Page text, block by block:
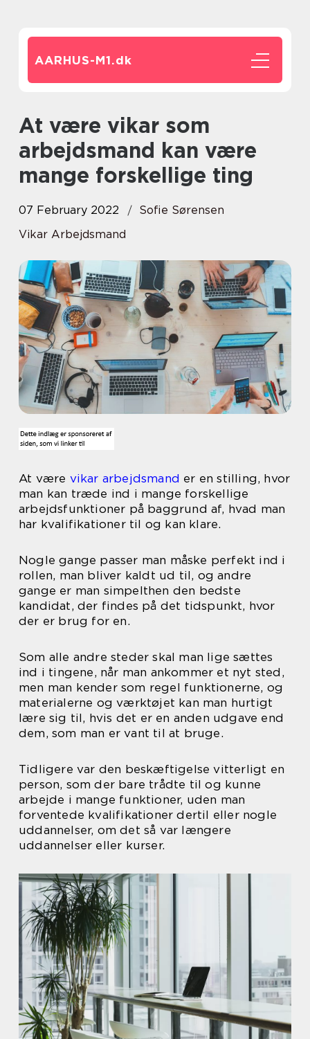
AARHUS-M1.dk
At være vikar som
arbejdsmand kan være
mange forskellige ting
07 February 2022
Sofie Sørensen
Vikar Arbejdsmand
At være vikar arbejdsmand er en stilling, hvor
man kan træde ind i mange forskellige
arbejdsfunktioner på baggrund af, hvad man
har kvalifikationer til og kan klare.
Nogle gange passer man måske perfekt ind i
rollen, man bliver kaldt ud til, og andre
gange er man simpelthen den bedste
kandidat, der findes på det tidspunkt, hvor
der er brug for en.
Som alle andre steder skal man lige sættes
ind i tingene, når man ankommer et nyt sted,
men man kender som regel funktionerne, og
materialerne og værktøjet kan man hurtigt
lære sig til, hvis det er en anden udgave end
dem, som man er vant til at bruge.
Tidligere var den beskæftigelse vitterligt en
person, som der bare trådte til og kunne
arbejde i mange funktioner, uden man
forventede kvalifikationer dertil eller nogle
uddannelser, om det så var længere
uddannelser eller kurser.